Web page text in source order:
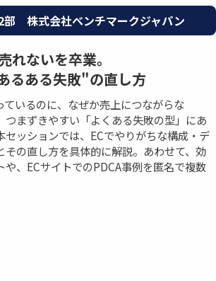
株式会社ベンチマークジャパン
れないを卒業。
るある失敗"の直し方
ているのに、なぜか売上につながらな
まずきやすい「よくある失敗の型」にあ
セッションでは、ECでやりがちな構成・デ
その直し方を具体的に解説。あわせて、効
、ECサイトでのPDCA事例を匿名で複数